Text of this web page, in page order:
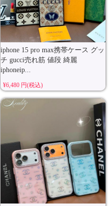
iphone 15 pro max携帯ケース グッ
チ gucci売れ筋 値段 綺麗
iphoneip...
¥6,480 円(税込)